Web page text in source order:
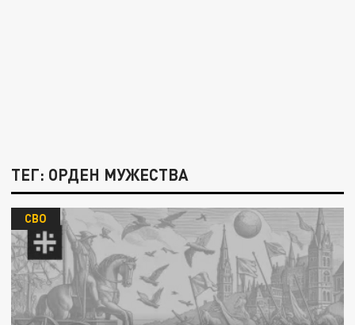
ТЕГ: ОРДЕН МУЖЕСТВА
СВО